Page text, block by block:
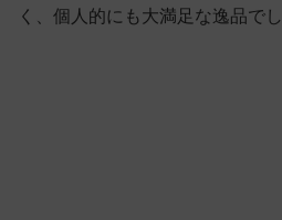
く、個人的にも大満足な逸品でし